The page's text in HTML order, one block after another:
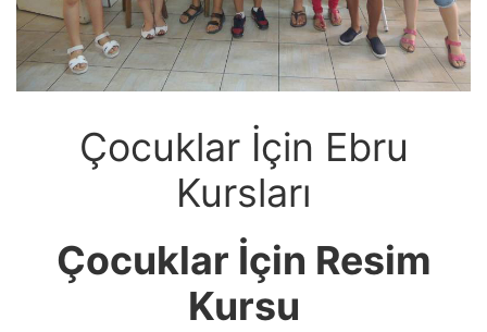
Çocuklar İçin Ebru
Kursları
Çocuklar İçin Resim
Kursu